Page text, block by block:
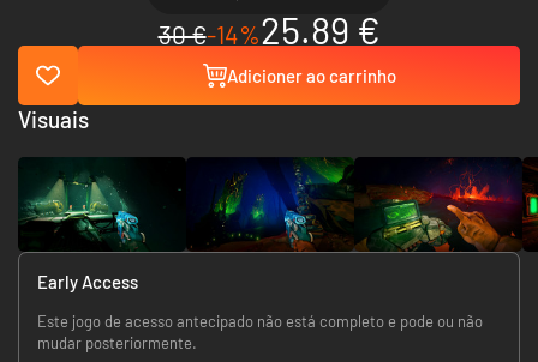
30 €-14%25.89 €
Adicioner ao carrinho
Early Access
Este jogo de acesso antecipado não está completo e pode ou não
mudar posteriormente.
Visuais